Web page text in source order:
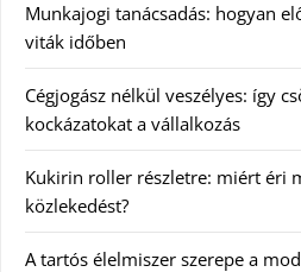
Munkajogi tanácsadás: hogyan
viták időben
Cégjogász nélkül veszélyes: így
kockázatokat a vállalkozás
Kukirin roller részletre: miért éri
közlekedést?
A tartós élelmiszer szerepe a